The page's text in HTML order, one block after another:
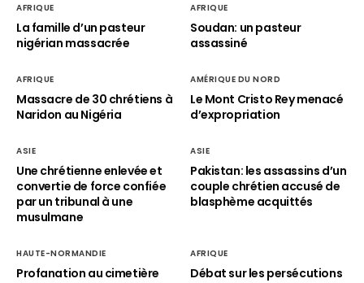
AFRIQUE
La famille d’un pasteur
nigérian massacrée
AFRIQUE
Soudan: un pasteur
assassiné
AFRIQUE
Massacre de 30 chrétiens à
Naridon au Nigéria
AMÉRIQUE DU NORD
Le Mont Cristo Rey menacé
d’expropriation
ASIE
Une chrétienne enlevée et
convertie de force confiée
par un tribunal à une
musulmane
ASIE
Pakistan: les assassins d’un
couple chrétien accusé de
blasphème acquittés
HAUTE-NORMANDIE
Profanation au cimetière
AFRIQUE
Débat sur les persécutions